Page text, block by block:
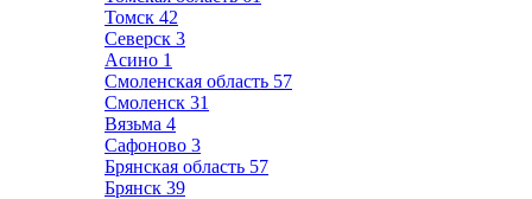
Томск 42
Северск 3
Асино 1
Смоленская область 57
Смоленск 31
Вязьма 4
Сафоново 3
Брянская область 57
Брянск 39